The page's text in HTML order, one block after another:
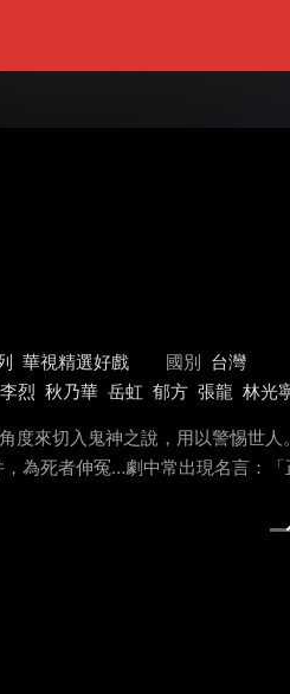
華視精選好戲 國別 台灣
李烈 秋乃華 岳虹 郁方 張龍 林光
度來切入鬼神之說，用以警惕世
為死者伸冤…劇中常出現名言：「